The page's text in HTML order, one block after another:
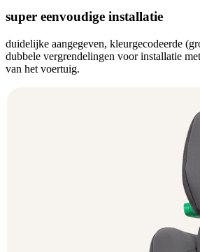
super eenvoudige installatie
duidelijke aangegeven, kleurgecodeerde
dubbele vergrendelingen voor installatie
van het voertuig.